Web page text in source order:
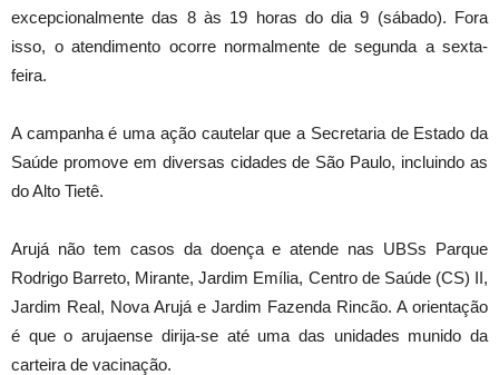
excepcionalmente das 8 às 19 horas do dia 9 (sábado). Fora
isso, o atendimento ocorre normalmente de segunda a sexta-
feira.
A campanha é uma ação cautelar que a Secretaria de Estado da
Saúde promove em diversas cidades de São Paulo, incluindo as
do Alto Tietê.
Arujá não tem casos da doença e atende nas UBSs Parque
Rodrigo Barreto, Mirante, Jardim Emília, Centro de Saúde (CS) II,
Jardim Real, Nova Arujá e Jardim Fazenda Rincão. A orientação
é que o arujaense dirija-se até uma das unidades munido da
carteira de vacinação.